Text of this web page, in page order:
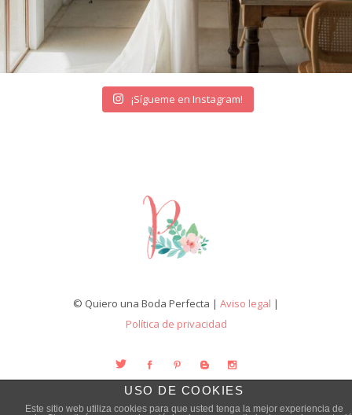
¡Sígueme en Instagram!
© Quiero una Boda Perfecta | Aviso legal |
Política de privacidad
USO DE COOKIES
Este sitio web utiliza cookies para que usted tenga la mejor experiencia de